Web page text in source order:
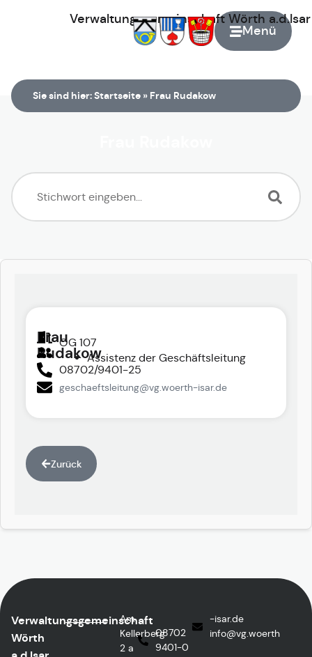
Menü
Verwaltungsgemeinschaft Wörth
Sie sind hier:Startseite » Frau Rudakow
Frau
Rudakow
OG 107
Assistenz der Geschäftsleitung
08702/9401-25
geschaeftsleitung@vg.woerth-isar.de
Zurück
Verwaltungsgemeinschaft
Wörth
Am
Kellerberg
2 a
08702
9401-0
ed.rasi-
htreow.gv
@ofni